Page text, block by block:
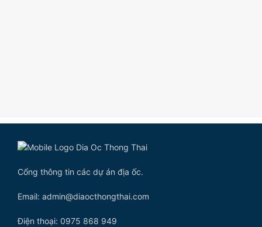
Cổng thông tin các dự án địa ốc.
Email: admin@diaocthongthai.com
Điện thoại: 0975 868 949